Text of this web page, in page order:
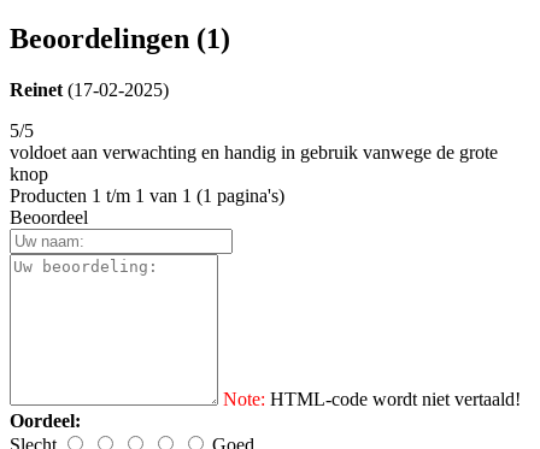
Beoordelingen (1)
Reinet (17-02-2025)
5/5
voldoet aan verwachting en handig in gebruik vanwege de grote
knop
Producten 1 t/m 1 van 1 (1 pagina's)
Beoordeel
Note: HTML-code wordt niet vertaald!
Oordeel: